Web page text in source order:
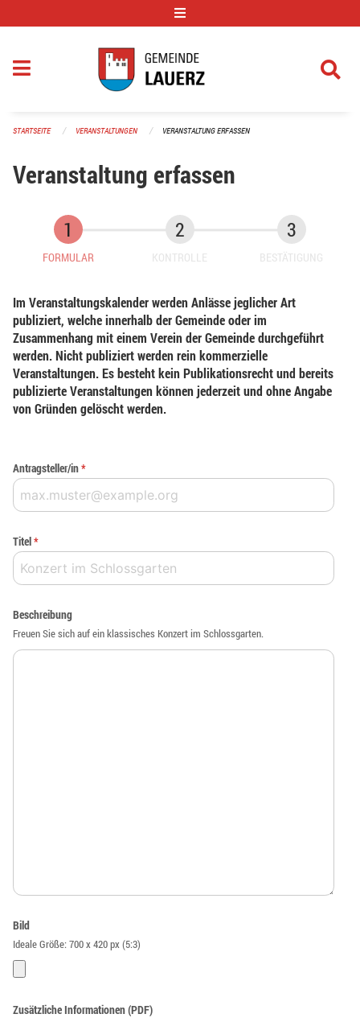
STARTSEITE VERANSTALTUNGEN VERANSTALTUNG ERFASSEN
Veranstaltung erfassen
FORMULAR KONTROLLE BESTÄTIGUNG
Im Veranstaltungskalender werden Anlässe jeglicher Art
publiziert, welche innerhalb der Gemeinde oder im
Zusammenhang mit einem Verein der Gemeinde durchgeführt
werden. Nicht publiziert werden rein kommerzielle
Veranstaltungen. Es besteht kein Publikationsrecht und bereits
publizierte Veranstaltungen können jederzeit und ohne Angabe
von Gründen gelöscht werden.
Antragsteller/in*
Titel*
Beschreibung
Freuen Sie sich auf ein klassisches Konzert im Schlossgarten.
Bild
Ideale Größe: 700 x 420 px (5:3)
Zusätzliche Informationen (PDF)